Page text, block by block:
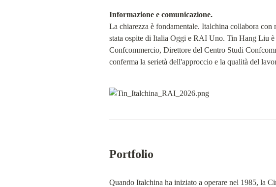
Informazione e comunicazione.
La chiarezza è fondamentale. Italchina collabora
stata ospite di Italia Oggi e RAI Uno. Tin Hang Liu
Confcommercio, Direttore del Centro Studi
conferma la serietà dell'approccio e la qualità del
Portfolio
Quando Italchina ha iniziato a operare nel 1985, la